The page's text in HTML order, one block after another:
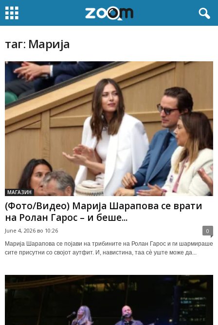
таг: Марија
МАГАЗИН
(Фото/Видео) Марија Шарапова се врати
на Ролан Гарос – и беше...
June 4, 2026 во 10:26 0
Марија Шарапова се појави на трибините на Ролан Гарос и ги шармираше
сите присутни со својот аутфит. И, навистина, таа сè уште може да...